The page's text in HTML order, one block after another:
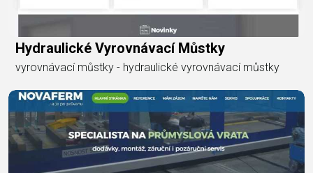
Hydraulické Vyrovnávací Můstky
vyrovnávací můstky - hydraulické vyrovnávací můstky